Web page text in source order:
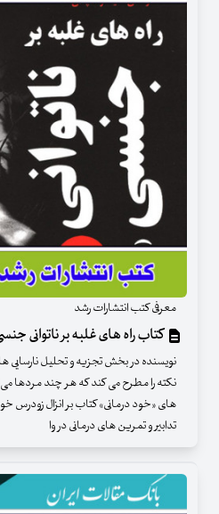
معرفی کتب انتشارات رشد
کتاب راه های غلبه بر ناتوانی
نویسنده در بخش تجزیه و تحلیل نارسایی
نکته را مطرح می کند که هر چند مردها می
های «خود درمانی» کتاب بر انزال زودرس
تدابیر و تمرین های درمانی در وا